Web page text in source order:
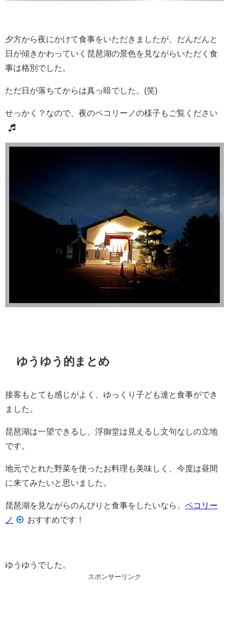
夕方から夜にかけて食事をいただきましたが、だんだんと
日が傾きかわっていく琵琶湖の景色を見ながらいただく食
事は格別でした。
ただ日が落ちてからは真っ暗でした。(笑)
せっかく？なので、夜のペコリーノの様子もご覧ください
ゆうゆう的まとめ
接客もとても感じがよく、ゆっくり子ども達と食事ができ
ました。
琵琶湖は一望できるし、浮御堂は見えるし文句なしの立地
です。
地元でとれた野菜を使ったお料理も美味しく、今度は昼間
に来てみたいと思いました。
琵琶湖を見ながらのんびりと食事をしたいなら、 ペコリー
ノ
おすすめです！
ゆうゆうでした。
スポンサーリンク